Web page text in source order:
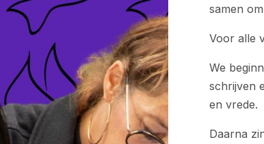
samen
Voor alle
We
schrijven
en vrede.
Daarna